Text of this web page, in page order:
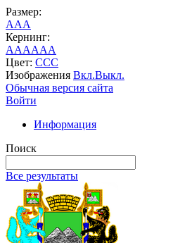
Размер:
AAA
Кернинг:
AAAAAA
Цвет: CCC
Изображения Вкл.Выкл.
Обычная версия сайта
Войти
Информация
Поиск
Все результаты